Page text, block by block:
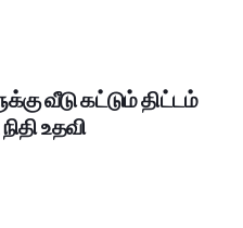
வீடு கட்டும் திட்டம்
உதவி